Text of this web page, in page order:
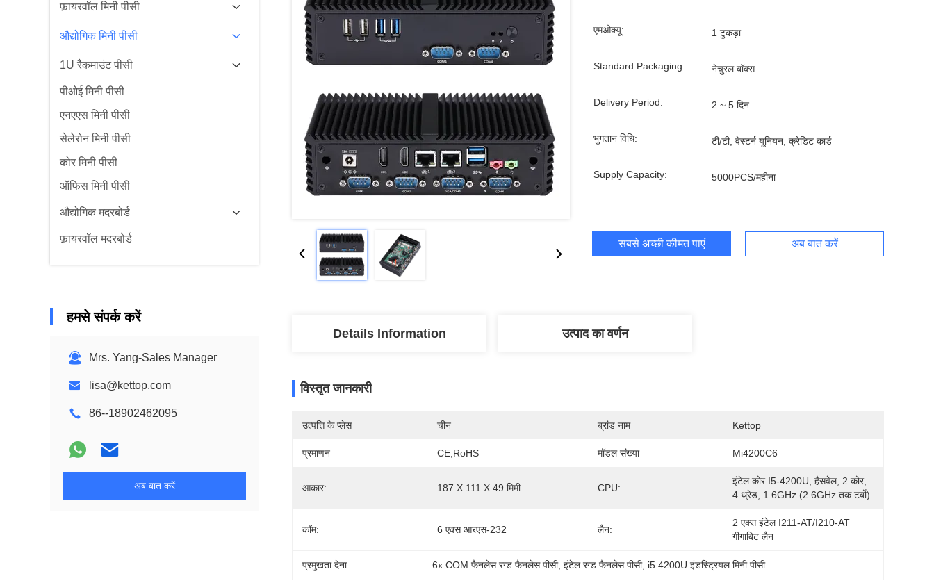
फ़ायरवॉल मिनी पीसी
औद्योगिक मिनी पीसी
1U रैकमाउंट पीसी
पीओई मिनी पीसी
एनएएस मिनी पीसी
सेलेरोन मिनी पीसी
कोर मिनी पीसी
ऑफिस मिनी पीसी
औद्योगिक मदरबोर्ड
फ़ायरवॉल मदरबोर्ड
हमसे संपर्क करें
Mrs. Yang-Sales Manager
lisa@kettop.com
86--18902462095
अब बात करें
एमओक्यू: 1 टुकड़ा
Standard Packaging: नेचुरल बॉक्स
Delivery Period: 2 ~ 5 दिन
भुगतान विधि: टी/टी, वेस्टर्न यूनियन, क्रेडिट कार्ड
Supply Capacity: 5000PCS/महीना
सबसे अच्छी कीमत पाएं अब बात करें
Details Information उत्पाद का वर्णन
विस्तृत जानकारी
उत्पत्ति के प्लेस चीन ब्रांड नाम Kettop
प्रमाणन CE,RoHS मॉडल संख्या Mi4200C6
आकार: 187 X 111 X 49 मिमी CPU:
इंटेल कोर I5-4200U, हैसवेल, 2 कोर,
4 थ्रेड, 1.6GHz (2.6GHz तक टर्बो)
कॉम: 6 एक्स आरएस-232 लैन:
2 एक्स इंटेल I211-AT/I210-AT
गीगाबिट लैन
प्रमुखता देना: 6x COM फैनलेस रग्ड फैनलेस पीसी, इंटेल रग्ड फैनलेस पीसी, i5 4200U इंडस्ट्रियल मिनी पीसी